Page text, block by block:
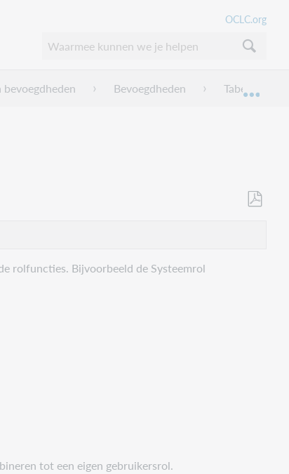
OCLC.org
bevoegdheden Bevoegdheden Tabel
rolfuncties. Bijvoorbeeld de Systeemrol
tot een eigen gebruikersrol.